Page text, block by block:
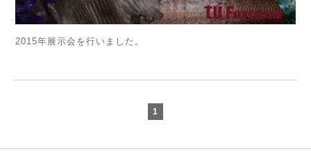
2015年展示会を行いました。
1